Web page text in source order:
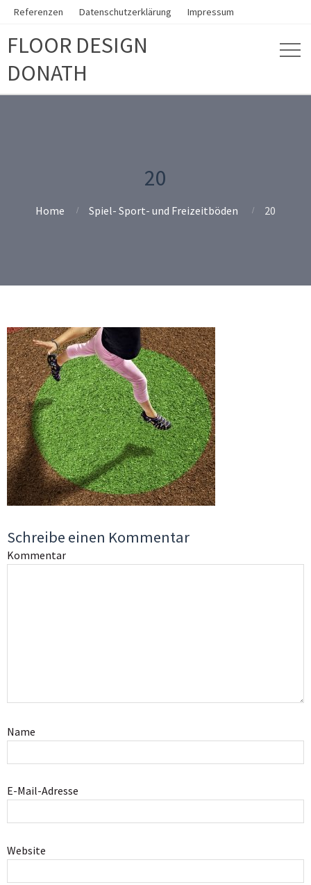
Referenzen Datenschutzerklärung Impressum
FLOOR DESIGN
DONATH
20
Home Spiel- Sport- und Freizeitböden 20
Schreibe einen Kommentar
Kommentar
Name
E-Mail-Adresse
Website